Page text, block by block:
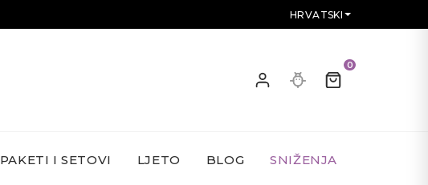
HRVATSKI
0
PAKETI I SETOVI LJETO BLOG SNIŽENJA